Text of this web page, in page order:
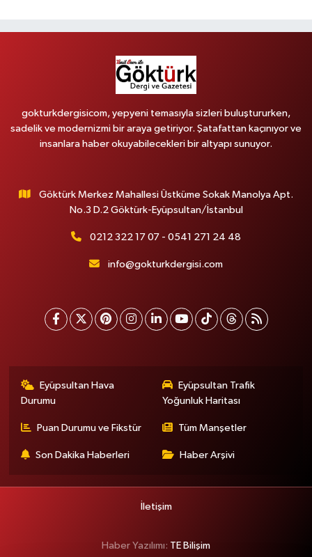
gokturkdergisicom, yepyeni temasıyla sizleri buluştururken,
sadelik ve modernizmi bir araya getiriyor. Şatafattan kaçınıyor ve
insanlara haber okuyabilecekleri bir altyapı sunuyor.
Göktürk Merkez Mahallesi Üstküme Sokak Manolya Apt.
No.3 D.2 Göktürk-Eyüpsultan/İstanbul
0212 322 17 07 - 0541 271 24 48
info@gokturkdergisi.com
Eyüpsultan Hava
Durumu
Eyüpsultan Trafik
Yoğunluk Haritası
Puan Durumu ve Fikstür Tüm Manşetler
Son Dakika Haberleri Haber Arşivi
İletişim
Haber Yazılımı: TE Bilişim